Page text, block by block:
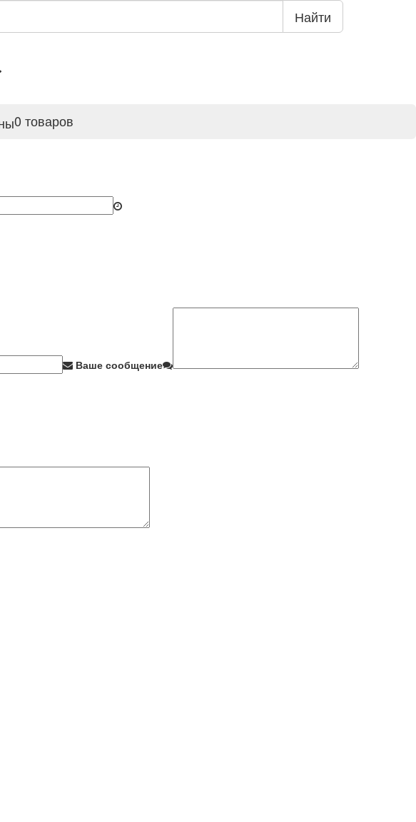
Найти
0 товаров
Ваше сообщение